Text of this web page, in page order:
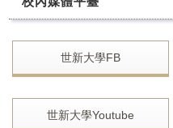
世新大學FB
世新大學Youtube